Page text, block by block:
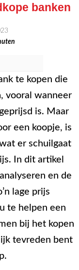
banken
te kopen die
vooral wanneer
is. Maar
een koopje, is
er schuilgaat
In dit artikel
en de
lage prijs
te helpen een
bij het kopen
tevreden bent